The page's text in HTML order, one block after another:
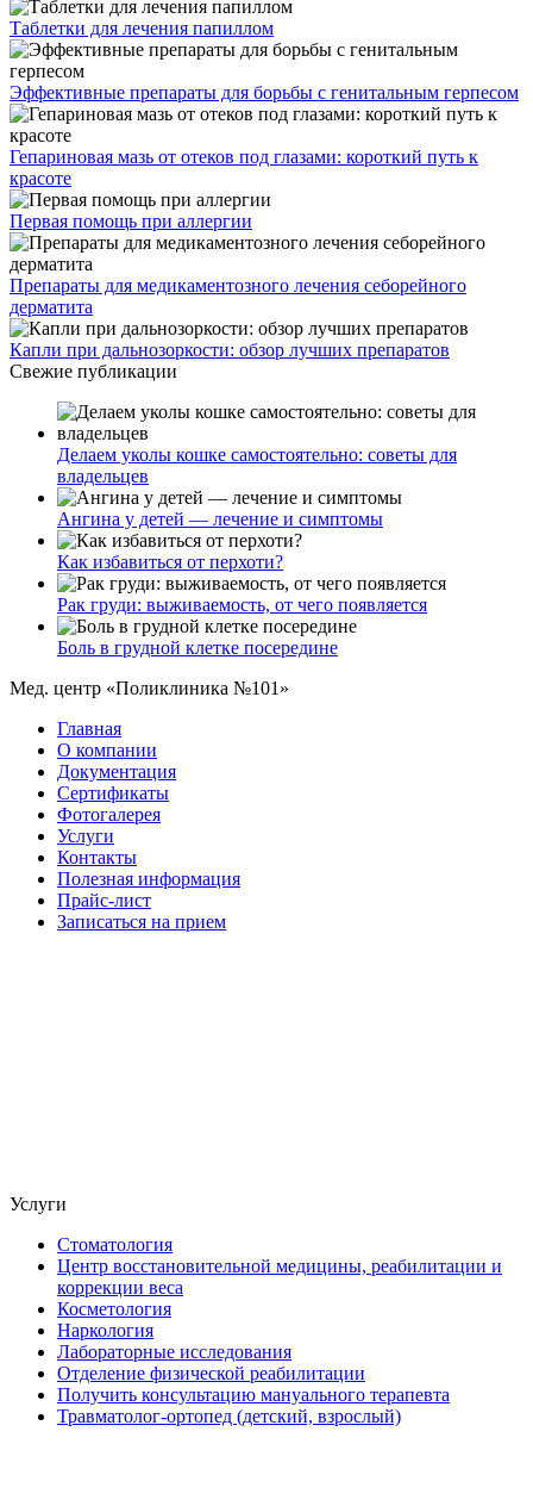
Таблетки для лечения папиллом
Эффективные препараты для борьбы с генитальным герпесом
Гепариновая мазь от отеков под глазами: короткий путь к
красоте
Первая помощь при аллергии
Препараты для медикаментозного лечения себорейного
дерматита
Капли при дальнозоркости: обзор лучших препаратов
Свежие публикации
Делаем уколы кошке самостоятельно: советы для
владельцев
Ангина у детей — лечение и симптомы
Как избавиться от перхоти?
Рак груди: выживаемость, от чего появляется
Боль в грудной клетке посередине
Мед. центр «Поликлиника №101»
Главная
О компании
Документация
Сертификаты
Фотогалерея
Услуги
Контакты
Полезная информация
Прайс-лист
Записаться на прием
Услуги
Стоматология
Центр восстановительной медицины, реабилитации и
коррекции веса
Косметология
Наркология
Лабораторные исследования
Отделение физической реабилитации
Получить консультацию мануального терапевта
Травматолог-ортопед (детский, взрослый)